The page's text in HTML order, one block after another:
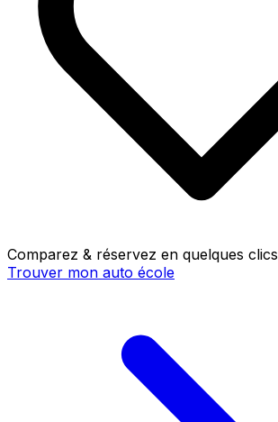
Comparez & réservez en quelques clics
Trouver mon auto école